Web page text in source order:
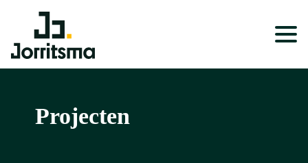
Service & Onderhoud
Projecten